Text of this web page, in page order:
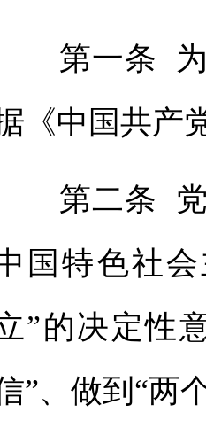
第一条 为
《中国共产
第二条 党
国特色社
”的决定性
”、做到“两